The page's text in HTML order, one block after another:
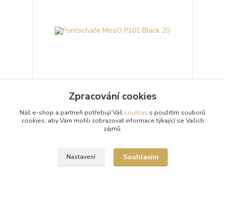
Punčocháče MissO P101 Black 20
Průhledné 20denierové černé punčochové kalhoty
(punčocháče, silonky) MissO P101 Black s otvorem
/ks
Skladem 9 ks
Zpracování cookies
Náš e-shop a partneři potřebují Váš souhlas s použitím souborů
cookies, aby Vám mohli zobrazovat informace týkající se Vašich
zájmů.
Nastavení Souhlasím